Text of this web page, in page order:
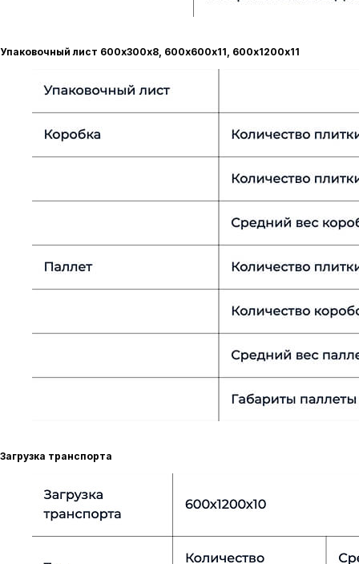
Упаковочный лист 600х300х8, 600х600х11, 600х1200х11
Загрузка транспорта